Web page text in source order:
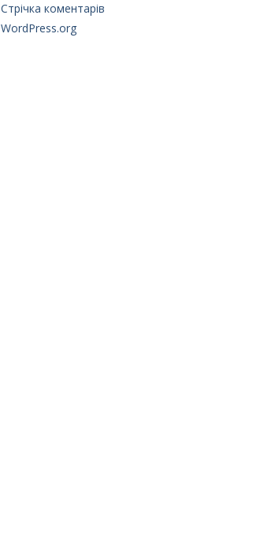
Стрічка коментарів
WordPress.org